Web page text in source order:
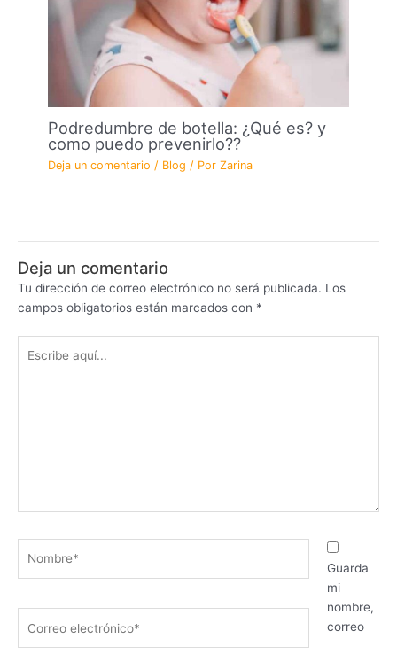
Podredumbre de botella: ¿Qué es? y
como puedo prevenirlo??
Deja un comentario / Blog / PorZarina
Deja un comentario
Tu dirección de correo electrónico no será publicada. Los
campos obligatorios están marcados con *
aquí...
electrónico*
Guarda
mi
nombre,
correo